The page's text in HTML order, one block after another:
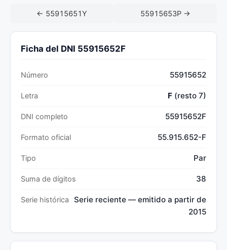
← 55915651Y 55915653P →
Ficha del DNI 55915652F
Número 55915652
Letra F (resto 7)
DNI completo 55915652F
Formato oficial 55.915.652-F
Tipo Par
Suma de dígitos 38
Serie histórica
Serie reciente — emitido a partir de
2015